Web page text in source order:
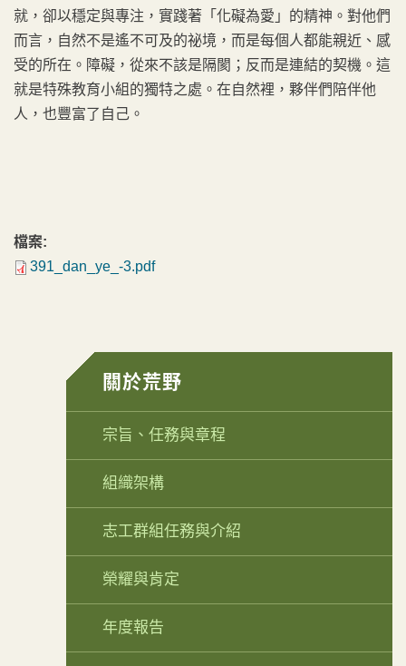
就，卻以穩定與專注，實踐著「化礙為愛」的精神。對他們
而言，自然不是遙不可及的祕境，而是每個人都能親近、感
受的所在。障礙，從來不該是隔閡；反而是連結的契機。這
就是特殊教育小組的獨特之處。在自然裡，夥伴們陪伴他
人，也豐富了自己。
檔案:
391_dan_ye_-3.pdf
關於荒野
宗旨、任務與章程
組織架構
志工群組任務與介紹
榮耀與肯定
年度報告